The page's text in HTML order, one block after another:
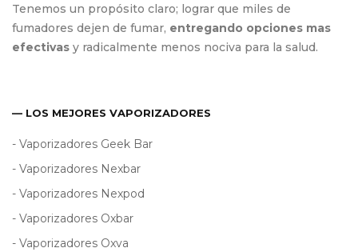
Tenemos un propósito claro; lograr que miles de
fumadores dejen de fumar, entregando opciones mas
efectivas y radicalmente menos nociva para la salud.
— LOS MEJORES VAPORIZADORES
- Vaporizadores Geek Bar
- Vaporizadores Nexbar
- Vaporizadores Nexpod
- Vaporizadores Oxbar
- Vaporizadores Oxva